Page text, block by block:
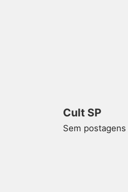
Cult SP
Sem